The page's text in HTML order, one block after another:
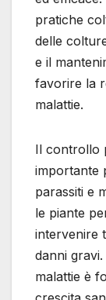
pratiche
delle
e il
favorire la
malattie.
Il controllo
importante
parassiti e
le piante
intervenire
danni
malattie è